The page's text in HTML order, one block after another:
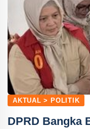
AKTUAL > POLITIK
DPRD Bangka